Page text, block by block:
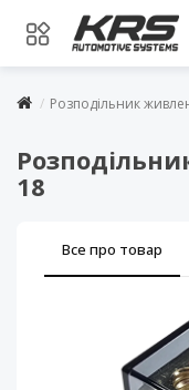
Розподільник
18
Все про товар